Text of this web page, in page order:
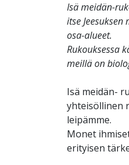
Isä meidän-
itse
osa-alueet.
Rukouksessa
meillä on
Isä meidän-
yhteisöllinen
leipämme.
Monet
erityisen